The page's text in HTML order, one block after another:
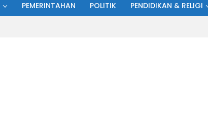
PEMERINTAHAN POLITIK PENDIDIKAN & RELIGI